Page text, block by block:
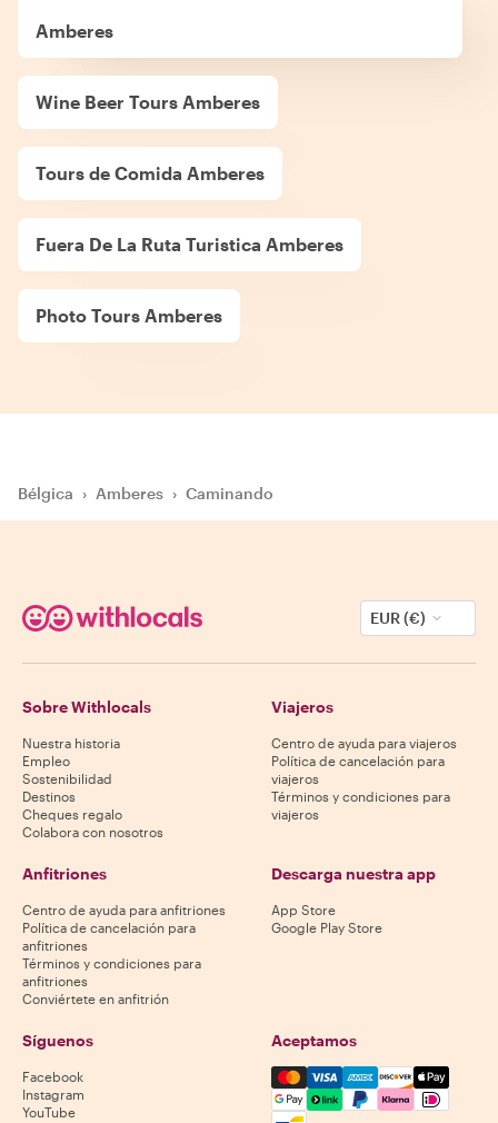
Amberes
Wine Beer Tours Amberes
Tours de Comida Amberes
Fuera De La Ruta Turistica Amberes
Photo Tours Amberes
Bélgica › Amberes › Caminando
EUR (€)
Sobre Withlocals
Nuestra historia
Empleo
Sostenibilidad
Destinos
Cheques regalo
Colabora con nosotros
Viajeros
Centro de ayuda para viajeros
Política de cancelación para
viajeros
Términos y condiciones para
viajeros
Anfitriones
Centro de ayuda para anfitriones
Política de cancelación para
anfitriones
Términos y condiciones para
anfitriones
Conviértete en anfitrión
Descarga nuestra app
App Store
Google Play Store
Síguenos
Facebook
Instagram
YouTube
Aceptamos
Mastercard, Visa, Amex,